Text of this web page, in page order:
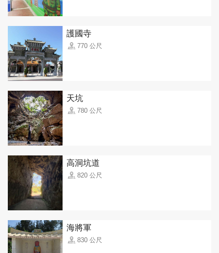
護國寺
770 公尺
天坑
780 公尺
高洞坑道
820 公尺
海將軍
830 公尺